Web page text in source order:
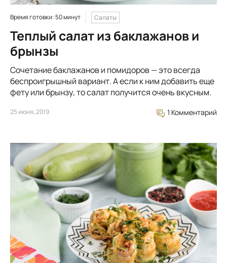
Время готовки: 50 минут Салаты
Теплый салат из баклажанов и
брынзы
Сочетание баклажанов и помидоров — это всегда
беспроигрышный вариант. А если к ним добавить еще
фету или брынзу, то салат получится очень вкусным.
25 июня, 2019 1 Комментарий